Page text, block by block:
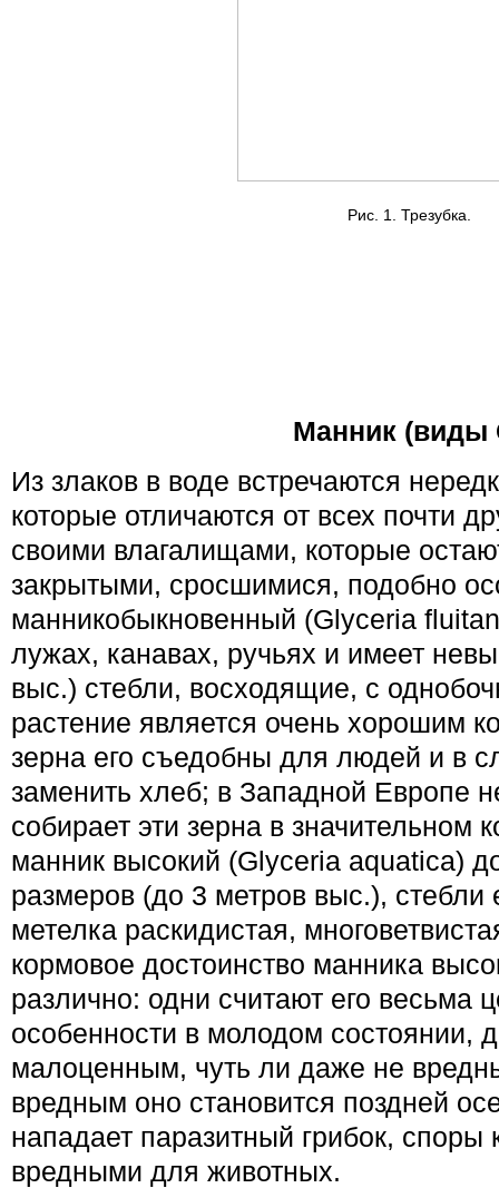
Рис. 1. Трезубка.
Манник (виды
Из злаков в воде встречаются
которые отличаются от всех почти
своими влагалищами, которые
закрытыми, сросшимися, подобно
манникобыкновенный (Glyceria
лужах, канавах, ручьях и имеет
выс.) стебли, восходящие, с
растение является очень хорошим
зерна его съедобны для людей и в
заменить хлеб; в Западной Европе
собирает эти зерна в значи­тельном
манник высокий (Glyceria aquatica)
размеров (до 3 метров выс.), стебли
метелка раскидистая,
кормовое достоинство манника
различно: одни считают его весьма
особен­ности в молодом состоянии,
малоценным, чуть ли даже не
вредным оно становится поздней
нападает паразитный грибок, споры
вредными для животных.